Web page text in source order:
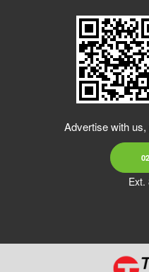
Advertise with
Ext.